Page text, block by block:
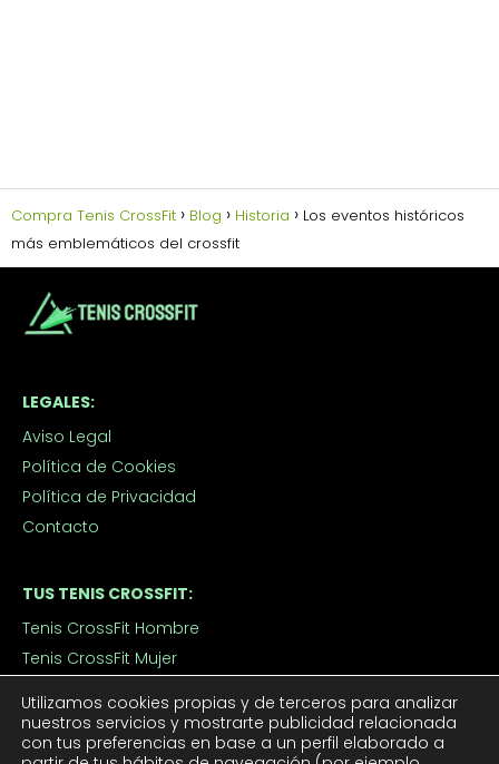
Compra Tenis CrossFit Blog Historia
Los eventos históricos
más emblemáticos del crossfit
LEGALES:
Aviso Legal
Política de Cookies
Política de Privacidad
Contacto
TUS TENIS CROSSFIT:
Tenis CrossFit Hombre
Tenis CrossFit Mujer
APROVECHA LOS DESCUENTOS:
Utilizamos cookies propias y de terceros para analizar
nuestros servicios y mostrarte publicidad relacionada
con tus preferencias en base a un perfil elaborado a